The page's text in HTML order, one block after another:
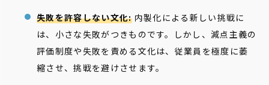
失敗を許容しない文化:内製化による新しい挑戦に
は、小さな失敗がつきものです。しかし、減点主義の
評価制度や失敗を責める文化は、従業員を極度に萎
縮させ、挑戦を避けさせます。